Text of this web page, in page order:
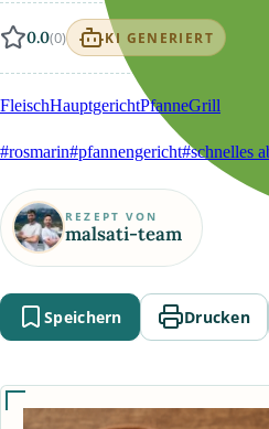
0.0(0) KI GENERIERT
FleischHauptgerichtPfanneGrill
#rosmarin#pfannengericht#schnelles
REZEPT VON
malsati-team
Speichern Drucken